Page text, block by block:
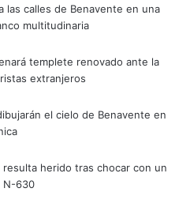
las calles de Benavente en una
multitudinaria
templete renovado ante la
extranjeros
el cielo de Benavente en
resulta herido tras chocar con un
N-630